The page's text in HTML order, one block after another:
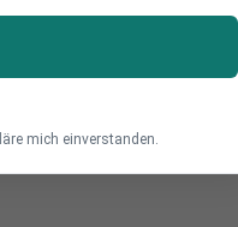
mich einverstanden.